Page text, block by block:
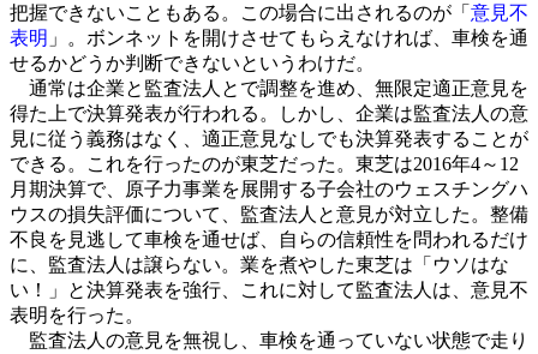
把握できないこともある。この場合に出されるのが「 意見不
表明 」。ボンネットを開けさせてもらえなければ、車検を通
せるかどうか判断できないというわけだ。
通常は企業と監査法人とで調整を進め、無限定適正意見を
得た上で決算発表が行われる。しかし、企業は監査法人の意
見に従う義務はなく、適正意見なしでも決算発表することが
できる。これを行ったのが東芝だった。東芝は2016年4～12
月期決算で、原子力事業を展開する子会社のウェスチングハ
ウスの損失評価について、監査法人と意見が対立した。整備
不良を見逃して車検を通せば、自らの信頼性を問われるだけ
に、監査法人は譲らない。業を煮やした東芝は「ウソはな
い！」と決算発表を強行、これに対して監査法人は、意見不
表明を行った。
監査法人の意見を無視し、車検を通っていない状態で走り